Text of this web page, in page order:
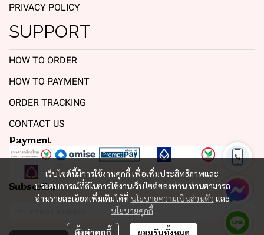
เว็บไซต์นี้มีการใช้งานคุกกี้ เพื่อเพิ่มประสิทธิภาพและ
ประสบการณ์ที่ดีในการใช้งานเว็บไซต์ของท่าน ท่านสามารถ
อ่านรายละเอียดเพิ่มเติมได้ที่ นโยบายความเป็นส่วนตัว และ
นโยบายคุกกี้
ตั้งค่าคุกกี้ ยอมรับทั้งหมด
PRIVACY POLICY
SUPPORT
HOW TO ORDER
HOW TO PAYMENT
ORDER TRACKING
CONTACT US
Payment
Subscribe